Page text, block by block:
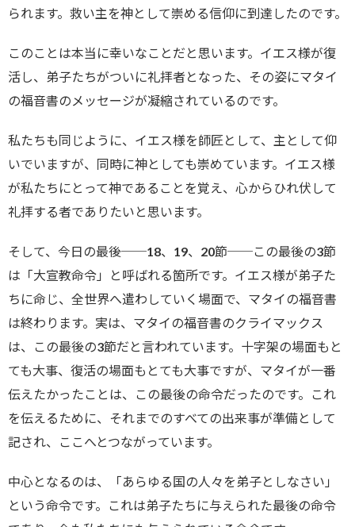
られます。救い主を神として崇める信仰に到達したのです。
このことは本当に幸いなことだと思います。イエス様が復
活し、弟子たちがついに礼拝者となった、その姿にマタイ
の福音書のメッセージが凝縮されているのです。
私たちも同じように、イエス様を師匠として、主として仰
いでいますが、同時に神としても崇めています。イエス様
が私たちにとって神であることを覚え、心からひれ伏して
礼拝する者でありたいと思います。
そして、今日の最後──18、19、20節──この最後の3節
は「大宣教命令」と呼ばれる箇所です。イエス様が弟子た
ちに命じ、全世界へ遣わしていく場面で、マタイの福音書
は終わります。実は、マタイの福音書のクライマックス
は、この最後の3節だと言われています。十字架の場面もと
ても大事、復活の場面もとても大事ですが、マタイが一番
伝えたかったことは、この最後の命令だったのです。これ
を伝えるために、それまでのすべての出来事が準備として
記され、ここへとつながっています。
中心となるのは、「あらゆる国の人々を弟子としなさい」
という命令です。これは弟子たちに与えられた最後の命令